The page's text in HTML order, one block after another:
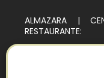
ALMAZARA |
RESTAURANTE:
45140 – Los